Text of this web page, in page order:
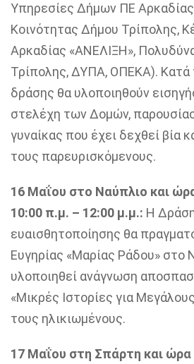
Υπηρεσίες Δήμων ΠΕ
Κοινότητας Δήμου Τρίπολης,
Αρκαδίας «ΑΝΕΛΙΞΗ»,
Τρίπολης, ΔΥΠΑ, ΟΠΕΚΑ). Κατά
δράσης θα υλοποιηθούν
στελέχη των Δομών,
γυναίκας που έχει δεχθεί βία
τους παρευρισκόμενους.
16 Μαΐου στο Ναύπλιο και
10:00 π.μ. – 12:00 μ.μ.: Η
ευαισθητοποίησης θα
Ευγηρίας «Μαρίας Ράδου» στο
υλοποιηθεί ανάγνωση
«Μικρές Ιστορίες για
τους ηλικιωμένους.
17 Μαΐου στη Σπάρτη και ώρα